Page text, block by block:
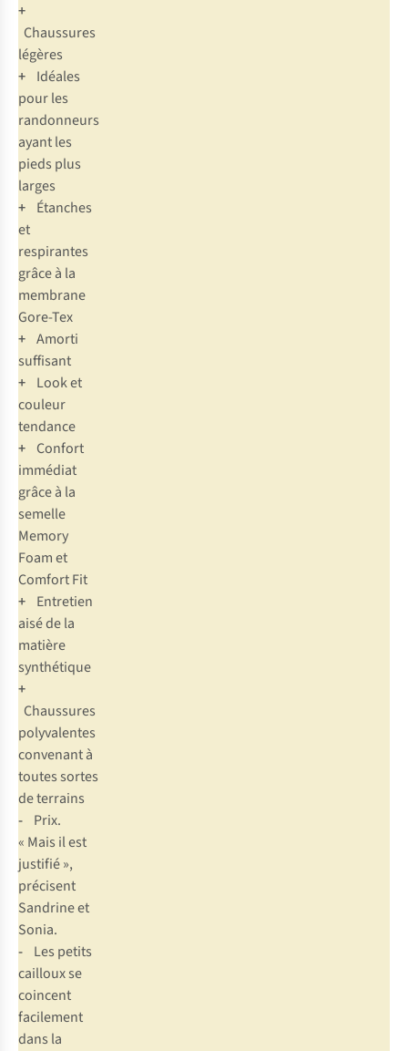
+
Chaussures
légères
+ Idéales
pour les
randonneurs
ayant les
pieds plus
larges
+ Étanches
et
respirantes
grâce à la
membrane
Gore-Tex
+ Amorti
suffisant
+ Look et
couleur
tendance
+ Confort
immédiat
grâce à la
semelle
Memory
Foam et
Comfort Fit
+ Entretien
aisé de la
matière
synthétique
+
Chaussures
polyvalentes
convenant à
toutes sortes
de terrains
- Prix.
« Mais il est
justifié »,
précisent
Sandrine et
Sonia.
- Les petits
cailloux se
coincent
facilement
dans la